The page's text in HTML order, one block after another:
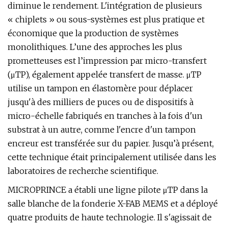
diminue le rendement. L'intégration de plusieurs
« chiplets » ou sous-systèmes est plus pratique et
économique que la production de systèmes
monolithiques. L’une des approches les plus
prometteuses est l’impression par micro-transfert
(μTP), également appelée transfert de masse. μTP
utilise un tampon en élastomère pour déplacer
jusqu'à des milliers de puces ou de dispositifs à
micro-échelle fabriqués en tranches à la fois d'un
substrat à un autre, comme l'encre d'un tampon
encreur est transférée sur du papier. Jusqu’à présent,
cette technique était principalement utilisée dans les
laboratoires de recherche scientifique.
MICROPRINCE a établi une ligne pilote μTP dans la
salle blanche de la fonderie X-FAB MEMS et a déployé
quatre produits de haute technologie. Il s'agissait de